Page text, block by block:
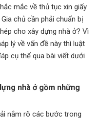
mắc về thủ tục xin giấy
chủ cần phải chuẩn bị
cho xây dựng nhà ở? Vì
lý về vấn đề này thì luật
cụ thể qua bài viết dưới
nhà ở gồm những
nắm rõ các bước trong